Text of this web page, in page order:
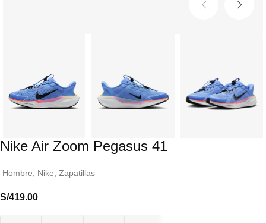
Nike Air Zoom Pegasus 41
Hombre Nike Zapatillas
S/419.00